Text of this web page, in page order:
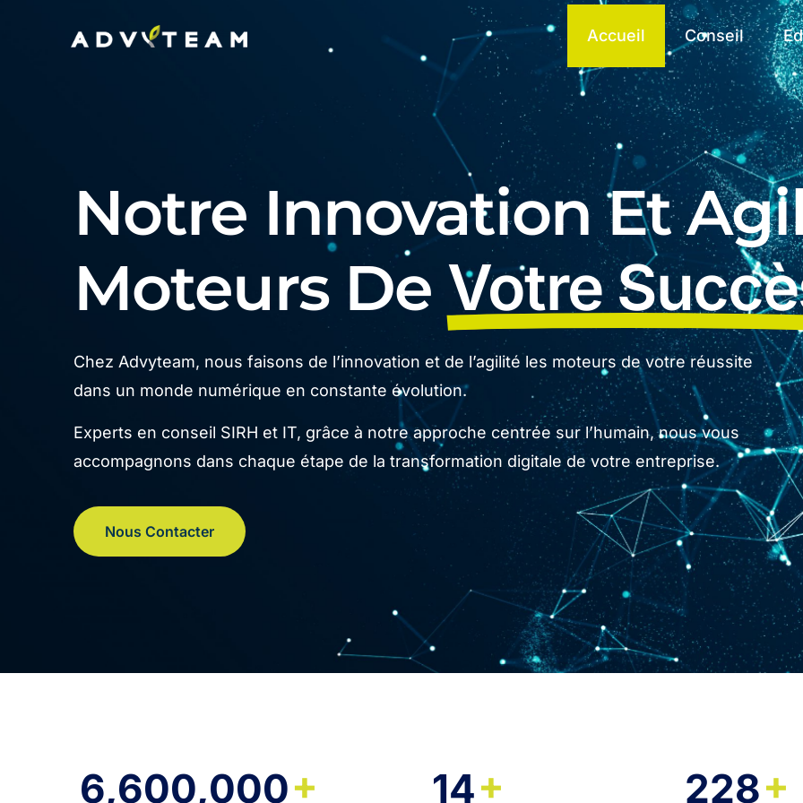
Accueil Conseil
Notre Innovation Et
Moteurs De Votre
Chez Advyteam, nous faisons de l’innovation et de l’agilité les moteurs de votre réussite
dans un monde numérique en constante évolution.
Experts en conseil SIRH et IT, grâce à notre approche centrée sur l’humain, nous vous
accompagnons dans chaque étape de la transformation digitale de votre entreprise.
Nous Contacter
6,600,000+ 14+ 228+